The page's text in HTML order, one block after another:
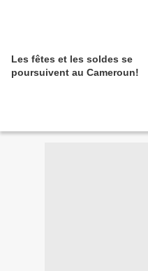
Les fêtes et les soldes se
poursuivent au Cameroun!